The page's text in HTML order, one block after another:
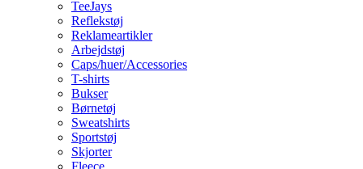
TeeJays
Reflekstøj
Reklameartikler
Arbejdstøj
Caps/huer/Accessories
T-shirts
Bukser
Børnetøj
Sweatshirts
Sportstøj
Skjorter
Fleece